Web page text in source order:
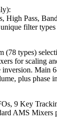
High Pass,
filter types
(78 types)
for scaling
Main
plus phase
9 Key
AMS Mixers